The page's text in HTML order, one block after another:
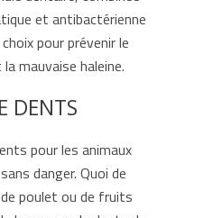
et antibactérienne
pour prévenir le
mauvaise haleine.
DENTS
pour les animaux
danger. Quoi de
de poulet ou de fruits